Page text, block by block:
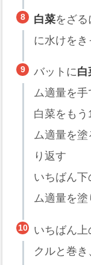
白菜をざ
に水けを
バットに白
ム適量を手
白菜をもう
ム適量を
り返す
いちばん下
ム適量を塗
いちばん上
クルと巻